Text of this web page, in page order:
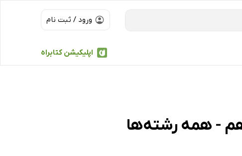
ورود / ثبت نام
اپلیکیشن کتابراه